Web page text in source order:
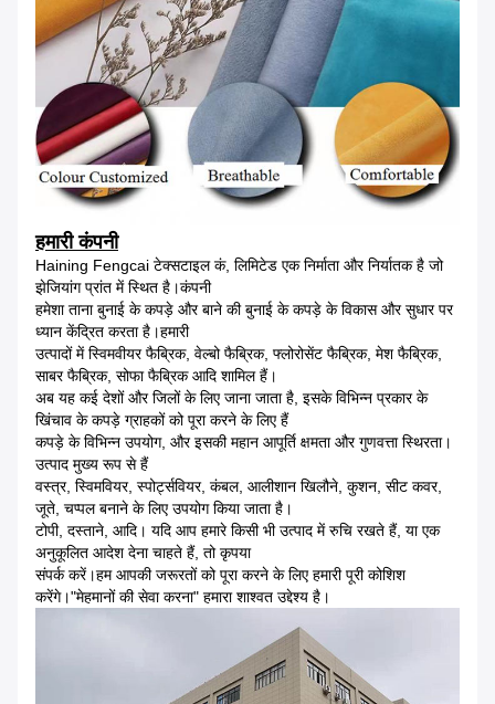
हमारी कंपनी
Haining Fengcai टेक्सटाइल कं, लिमिटेड एक निर्माता और निर्यातक है जो
झेजियांग प्रांत में स्थित है।कंपनी
हमेशा ताना बुनाई के कपड़े और बाने की बुनाई के कपड़े के विकास और सुधार पर
ध्यान केंद्रित करता है।हमारी
उत्पादों में स्विमवीयर फैब्रिक, वेल्बो फैब्रिक, फ्लोरोसेंट फैब्रिक, मेश फैब्रिक,
साबर फैब्रिक, सोफा फैब्रिक आदि शामिल हैं।
अब यह कई देशों और जिलों के लिए जाना जाता है, इसके विभिन्न प्रकार के
खिंचाव के कपड़े ग्राहकों को पूरा करने के लिए हैं
कपड़े के विभिन्न उपयोग, और इसकी महान आपूर्ति क्षमता और गुणवत्ता स्थिरता।
उत्पाद मुख्य रूप से हैं
वस्त्र, स्विमवियर, स्पोर्ट्सवियर, कंबल, आलीशान खिलौने, कुशन, सीट कवर,
जूते, चप्पल बनाने के लिए उपयोग किया जाता है।
टोपी, दस्ताने, आदि। यदि आप हमारे किसी भी उत्पाद में रुचि रखते हैं, या एक
अनुकूलित आदेश देना चाहते हैं, तो कृपया
संपर्क करें।हम आपकी जरूरतों को पूरा करने के लिए हमारी पूरी कोशिश
करेंगे।"मेहमानों की सेवा करना" हमारा शाश्वत उद्देश्य है।